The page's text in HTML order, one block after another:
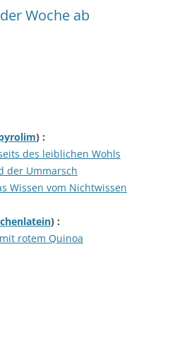
Woche ab
) :
des leiblichen Wohls
der Ummarsch
Wissen vom Nichtwissen
) :
rotem Quinoa